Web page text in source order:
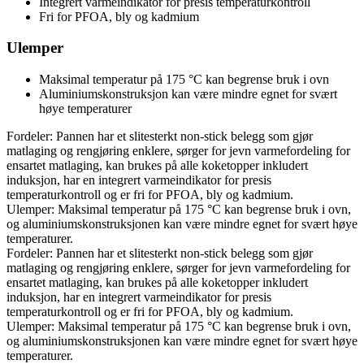
Fri for PFOA, bly og kadmium
Ulemper
Maksimal temperatur på 175 °C kan begrense bruk i ovn
Aluminiumskonstruksjon kan være mindre egnet for svært
høye temperaturer
Fordeler: Pannen har et slitesterkt non-stick belegg som gjør
matlaging og rengjøring enklere, sørger for jevn varmefordeling for
ensartet matlaging, kan brukes på alle koketopper inkludert
induksjon, har en integrert varmeindikator for presis
temperaturkontroll og er fri for PFOA, bly og kadmium.
Ulemper: Maksimal temperatur på 175 °C kan begrense bruk i ovn,
og aluminiumskonstruksjonen kan være mindre egnet for svært høye
temperaturer.
Fordeler: Pannen har et slitesterkt non-stick belegg som gjør
matlaging og rengjøring enklere, sørger for jevn varmefordeling for
ensartet matlaging, kan brukes på alle koketopper inkludert
induksjon, har en integrert varmeindikator for presis
temperaturkontroll og er fri for PFOA, bly og kadmium.
Ulemper: Maksimal temperatur på 175 °C kan begrense bruk i ovn,
og aluminiumskonstruksjonen kan være mindre egnet for svært høye
temperaturer.